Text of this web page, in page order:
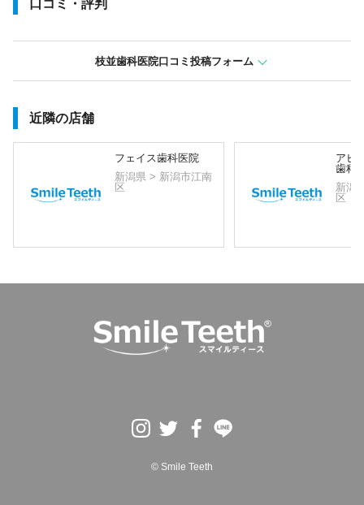
口コミ・評判
枝並歯科医院口コミ投稿フォーム
近隣の店舗
フェイス歯科医院
新潟県 > 新潟市江南
区
アピ
歯科
新潟
区
© Smile Teeth